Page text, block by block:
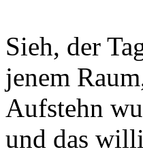
Sieh, der
jenem
Aufstehn
und das